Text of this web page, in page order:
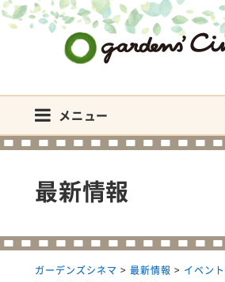
メニュー
最新情報
ガーデンズシネマ >最新情報 > イベン